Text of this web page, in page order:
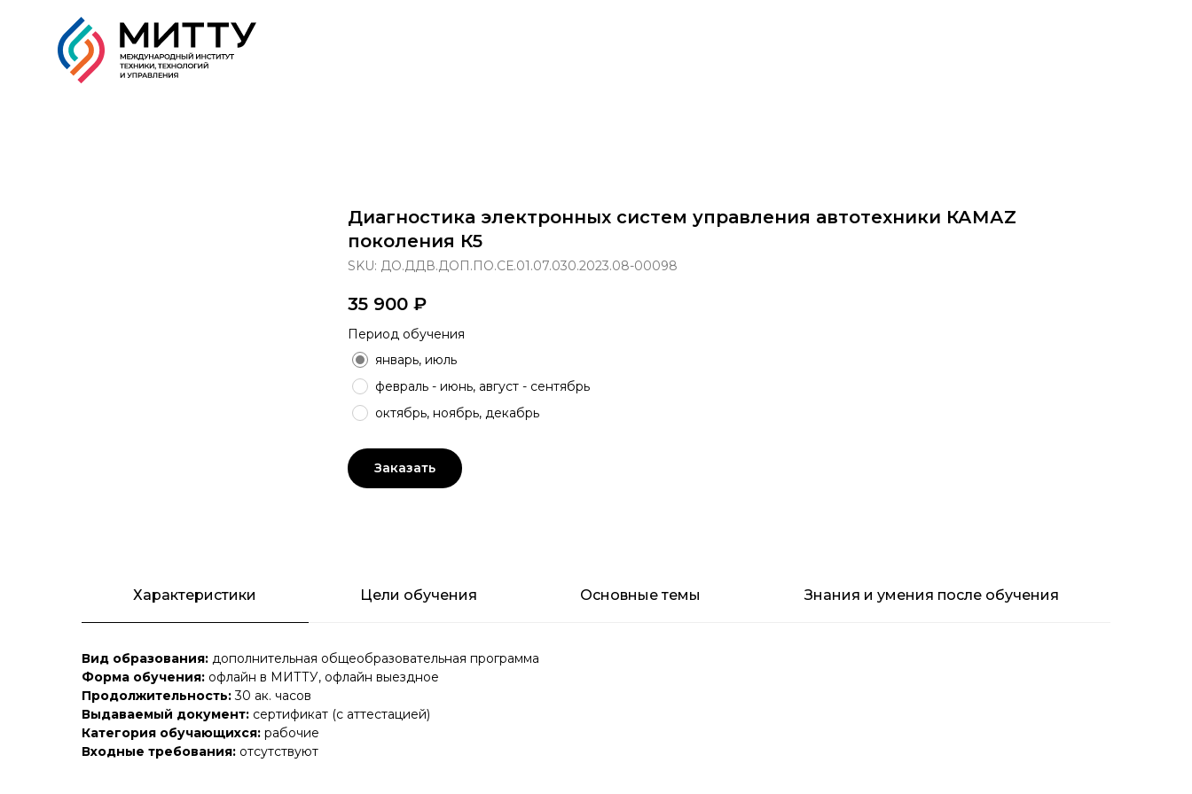
Диагностика электронных систем управления автотехники КАМАZ
поколения К5
SKU: ДО.ДДВ.ДОП.ПО.СЕ.01.07.030.2023.08-00098
35 900 ₽
Период обучения
январь, июль
февраль - июнь, август - сентябрь
октябрь, ноябрь, декабрь
Заказать
Характеристики Цели обучения Основные темы Знания и умения после обучения
Вид образования: дополнительная общеобразовательная программа
Форма обучения: офлайн в МИТТУ, офлайн выездное
Продолжительность:30 ак. часов
Выдаваемый документ: сертификат (с аттестацией)
Категория обучающихся: рабочие
Входные требования: отсутствуют